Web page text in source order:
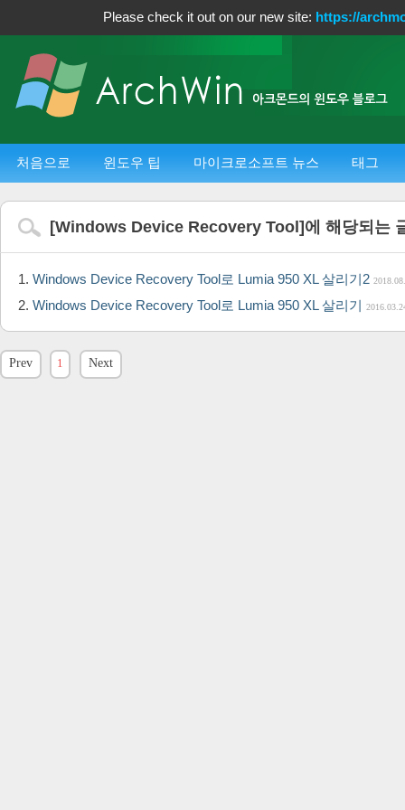
Please check it out on our new site: https://
처음으로 윈도우 팁 마이크로소프트 뉴스 태그
[Windows Device Recovery Tool ]에 해당되는
Windows Device Recovery Tool로 Lumia 950 XL 살리기2
Windows Device Recovery Tool로 Lumia 950 XL 살리기
Prev 1 Next